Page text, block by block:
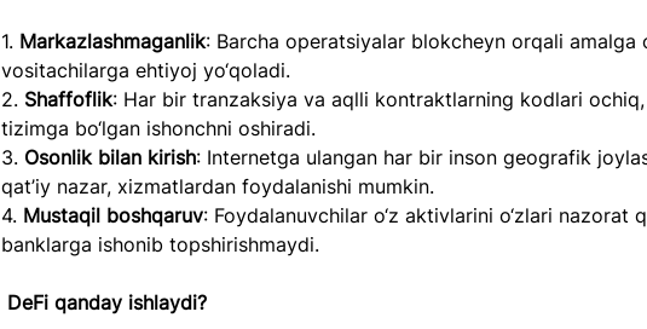
1. Markazlashmaganlik: Barcha operatsiyalar blokcheyn orqali amalga
vositachilarga ehtiyoj yo‘qoladi.
2. Shaffoflik: Har bir tranzaksiya va aqlli kontraktlarning kodlari
tizimga bo‘lgan ishonchni oshiradi.
3. Osonlik bilan kirish: Internetga ulangan har bir inson geografik
qat’iy nazar, xizmatlardan foydalanishi mumkin.
4. Mustaqil boshqaruv: Foydalanuvchilar o‘z aktivlarini o‘zlari nazorat
banklarga ishonib topshirishmaydi.
DeFi qanday ishlaydi?